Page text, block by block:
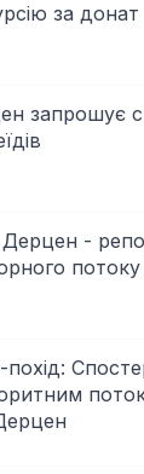
за донат
запрошує
-
потоку